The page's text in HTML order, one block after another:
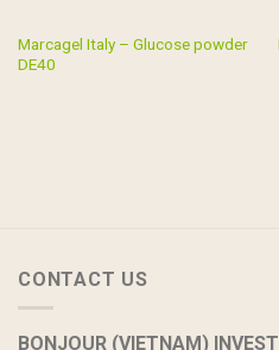
Marcagel Italy – Glucose powder
DE40
CONTACT US
BONJOUR (VIETNAM)